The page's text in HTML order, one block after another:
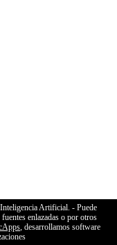
Artificial. - Puede
enlazadas o por otros
, desarrollamos software